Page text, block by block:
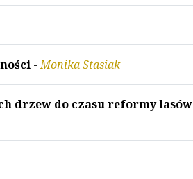
-Monika Stasiak
drzew do czasu reformy lasów